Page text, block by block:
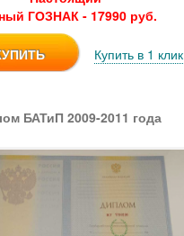
ГОЗНАК - 17990 руб.
Купить в 1 клик
БАТиП 2009-2011 года